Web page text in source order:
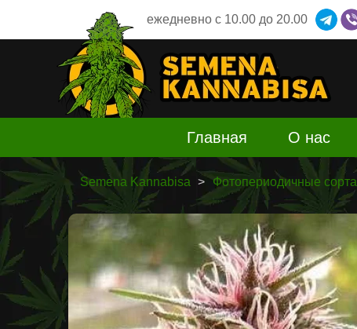
ежедневно c 10.00 до 20.00
Главная О нас
Semena Kannabisa Фотопериодичные сорта